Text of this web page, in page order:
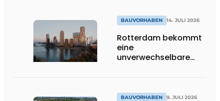
BAUVORHABEN 14. JULI 2026
Rotterdam bekommt
eine
unverwechselbare
BAUVORHABEN 9. JULI 2026